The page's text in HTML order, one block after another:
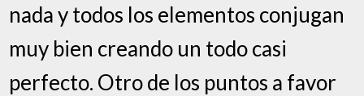
nada y todos los elementos conjugan
muy bien creando un todo casi
perfecto. Otro de los puntos a favor